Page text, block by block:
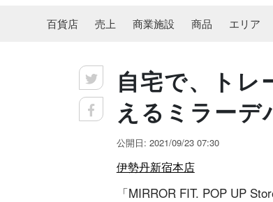
百貨店 売上 商業施設 商品 エリア
自宅で、トレ
えるミラーデ
公開日: 2021/09/23 07:30
伊勢丹新宿本店
「MIRROR FIT. POP UP